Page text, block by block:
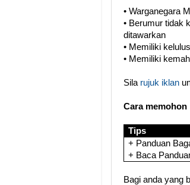
• Warganegara
• Berumur tidak
ditawarkan
• Memiliki
• Memiliki
Sila rujuk iklan
Cara memohon
Tips
+ Panduan
+ Baca
Bagi anda yang